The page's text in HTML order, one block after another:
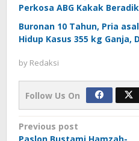
Perkosa ABG Kakak
Buronan 10 Tahun, Pria
Hidup Kasus 355 kg Ganja,
by Redaksi
Follow Us On
Post
Previous post